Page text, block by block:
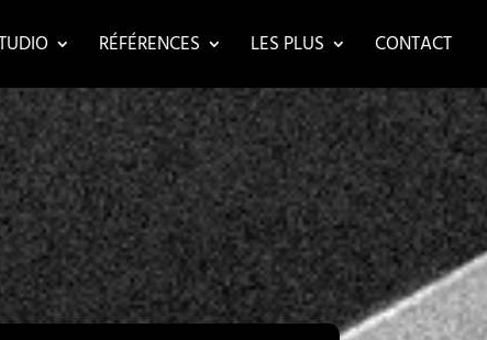
RÉFÉRENCES LES PLUS CONTACT